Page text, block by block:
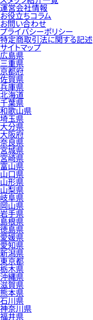
運営会社情報
お役立ちコラム
お問い合わせ
プライバシーポリシー
特定商取引法に関する記述
サイトマップ
広島県
三重県
京都府
佐賀県
兵庫県
北海道
千葉県
和歌山県
埼玉県
大分県
大阪府
奈良県
宮城県
宮崎県
富山県
山口県
山形県
山梨県
岐阜県
岡山県
岩手県
島根県
徳島県
愛媛県
愛知県
新潟県
東京都
栃木県
沖縄県
滋賀県
熊本県
石川県
神奈川県
福井県